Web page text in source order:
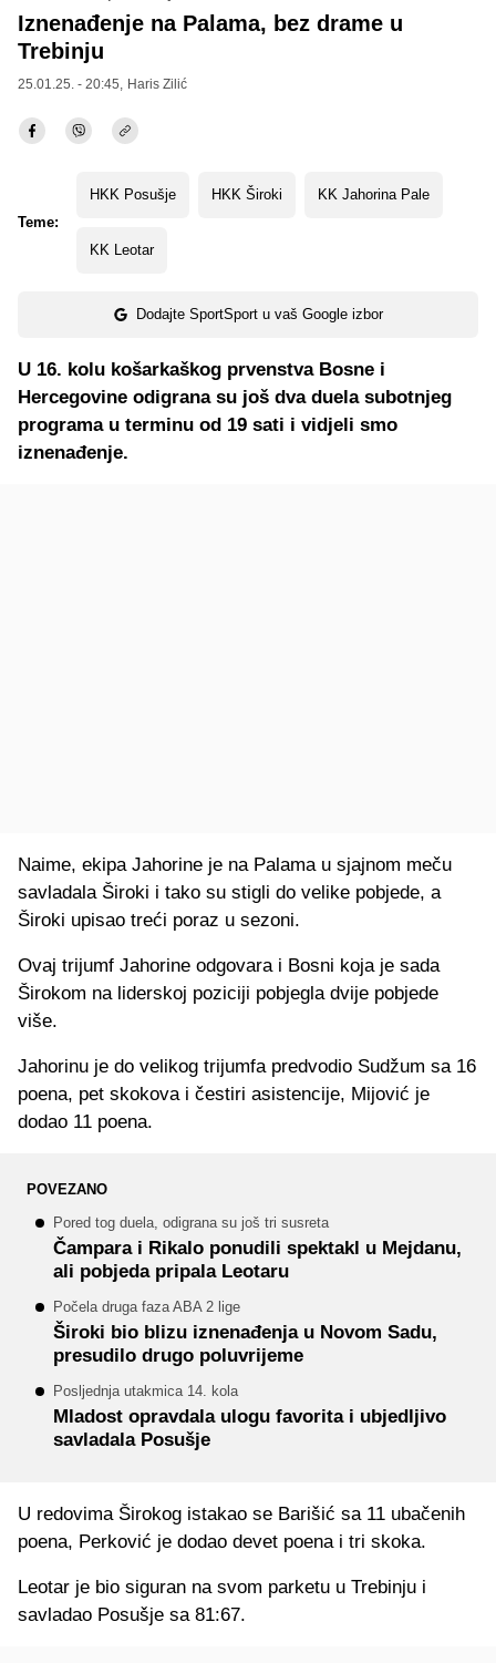
Iznenađenje na Palama, bez drame u
Trebinju
25.01.25. - 20:45, Haris Zilić
Teme:
HKK Posušje HKK Široki KK Jahorina Pale
KK Leotar
Dodajte SportSport u vaš Google izbor
U 16. kolu košarkaškog prvenstva Bosne i
Hercegovine odigrana su još dva duela subotnjeg
programa u terminu od 19 sati i vidjeli smo
iznenađenje.
Naime, ekipa Jahorine je na Palama u sjajnom meču
savladala Široki i tako su stigli do velike pobjede, a
Široki upisao treći poraz u sezoni.
Ovaj trijumf Jahorine odgovara i Bosni koja je sada
Širokom na liderskoj poziciji pobjegla dvije pobjede
više.
Jahorinu je do velikog trijumfa predvodio Sudžum sa 16
poena, pet skokova i čestiri asistencije, Mijović je
dodao 11 poena.
POVEZANO
Pored tog duela, odigrana su još tri susreta
Čampara i Rikalo ponudili spektakl u Mejdanu,
ali pobjeda pripala Leotaru
Počela druga faza ABA 2 lige
Široki bio blizu iznenađenja u Novom Sadu,
presudilo drugo poluvrijeme
Posljednja utakmica 14. kola
Mladost opravdala ulogu favorita i ubjedljivo
savladala Posušje
U redovima Širokog istakao se Barišić sa 11 ubačenih
poena, Perković je dodao devet poena i tri skoka.
Leotar je bio siguran na svom parketu u Trebinju i
savladao Posušje sa 81:67.